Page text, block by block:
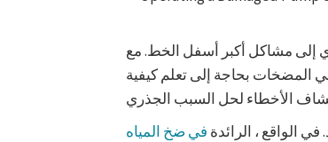
إلى مشاكل أكبر أسفل الخط. مع
المضخات بحاجة إلى تعلم كيفية
الواقع ، الرائدة في ضخ المياه